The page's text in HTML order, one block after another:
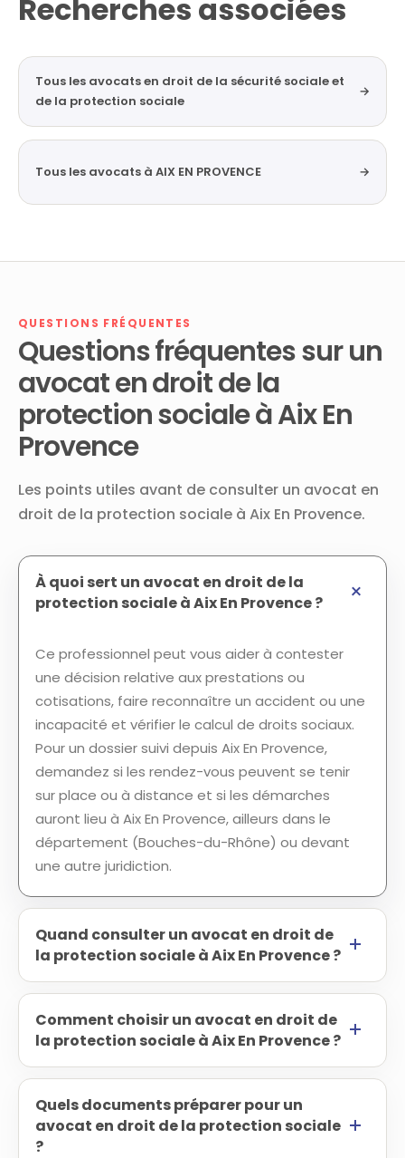
Recherches associées
Tous les avocats en droit de la sécurité sociale et
de la protection sociale
→
Tous les avocats à AIX EN PROVENCE →
QUESTIONS FRÉQUENTES
Questions fréquentes sur un
avocat en droit de la
protection sociale à Aix En
Provence
Les points utiles avant de consulter un avocat en
droit de la protection sociale à Aix En Provence.
À quoi sert un avocat en droit de la
protection sociale à Aix En Provence ?
Ce professionnel peut vous aider à contester
une décision relative aux prestations ou
cotisations, faire reconnaître un accident ou une
incapacité et vérifier le calcul de droits sociaux.
Pour un dossier suivi depuis Aix En Provence,
demandez si les rendez-vous peuvent se tenir
sur place ou à distance et si les démarches
auront lieu à Aix En Provence, ailleurs dans le
département (Bouches-du-Rhône) ou devant
une autre juridiction.
Quand consulter un avocat en droit de
la protection sociale à Aix En Provence ?
Comment choisir un avocat en droit de
la protection sociale à Aix En Provence ?
Quels documents préparer pour un
avocat en droit de la protection sociale
?